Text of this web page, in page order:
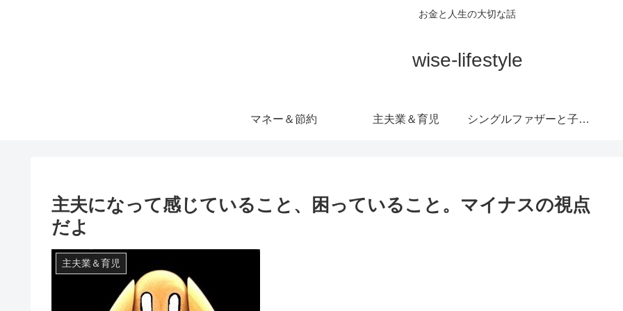
お金と人生の大切な話
wise-lifestyle
マネー＆節約 主夫業＆育児 シングルファザーと子育て日記
主夫になって感じていること、困っていること。マイナスの視点
だよ
主夫業＆育児